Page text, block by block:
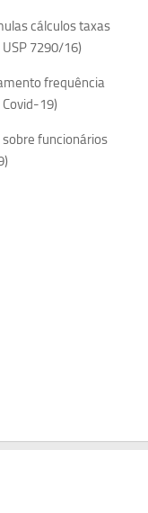
cálculos taxas
7290/16)
frequência
19)
funcionários